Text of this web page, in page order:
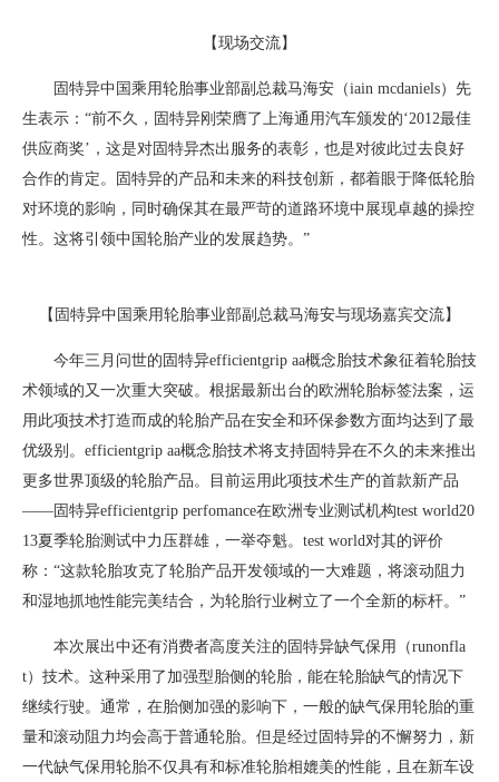
【现场交流】
固特异中国乘用轮胎事业部副总裁马海安（iain mcdaniels）先
生表示：“前不久，固特异刚荣膺了上海通用汽车颁发的‘2012最佳
供应商奖’，这是对固特异杰出服务的表彰，也是对彼此过去良好
合作的肯定。固特异的产品和未来的科技创新，都着眼于降低轮胎
对环境的影响，同时确保其在最严苛的道路环境中展现卓越的操控
性。这将引领中国轮胎产业的发展趋势。”
【固特异中国乘用轮胎事业部副总裁马海安与现场嘉宾交流】
今年三月问世的固特异efficientgrip aa概念胎技术象征着轮胎技
术领域的又一次重大突破。根据最新出台的欧洲轮胎标签法案，运
用此项技术打造而成的轮胎产品在安全和环保参数方面均达到了最
优级别。efficientgrip aa概念胎技术将支持固特异在不久的未来推出
更多世界顶级的轮胎产品。目前运用此项技术生产的首款新产品
——固特异efficientgrip perfomance在欧洲专业测试机构test world20
13夏季轮胎测试中力压群雄，一举夺魁。test world对其的评价
称：“这款轮胎攻克了轮胎产品开发领域的一大难题，将滚动阻力
和湿地抓地性能完美结合，为轮胎行业树立了一个全新的标杆。”
本次展出中还有消费者高度关注的固特异缺气保用（runonfla
t）技术。这种采用了加强型胎侧的轮胎，能在轮胎缺气的情况下
继续行驶。通常，在胎侧加强的影响下，一般的缺气保用轮胎的重
量和滚动阻力均会高于普通轮胎。但是经过固特异的不懈努力，新
一代缺气保用轮胎不仅具有和标准轮胎相媲美的性能，且在新车设